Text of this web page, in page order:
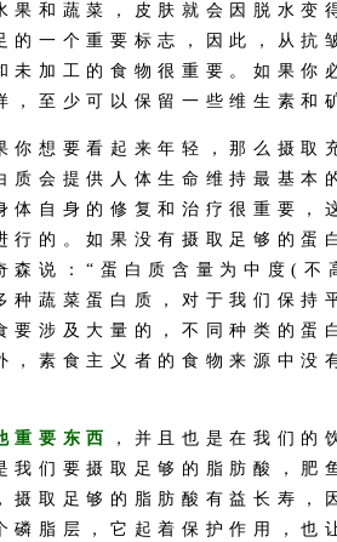
果和蔬菜，皮肤就会因脱水变
的一个重要标志，因此，从抗
未加工的食物很重要。如果你
，至少可以保留一些维生素和
要看起来年轻，那么摄取
质会提供人体生命维持最基
体自身的修复和治疗很重要，
行的。如果没有摄取足够的蛋
森说：“蛋白质含量为中度(
种蔬菜蛋白质，对于我们保持
要涉及大量的，不同种类的蛋
，素食主义者的食物来源中没
重要东西
，并且也是在我们的
我们要摄取足够的脂肪酸，肥
摄取足够的脂肪酸有益长寿，
磷脂层，它起着保护作用，也